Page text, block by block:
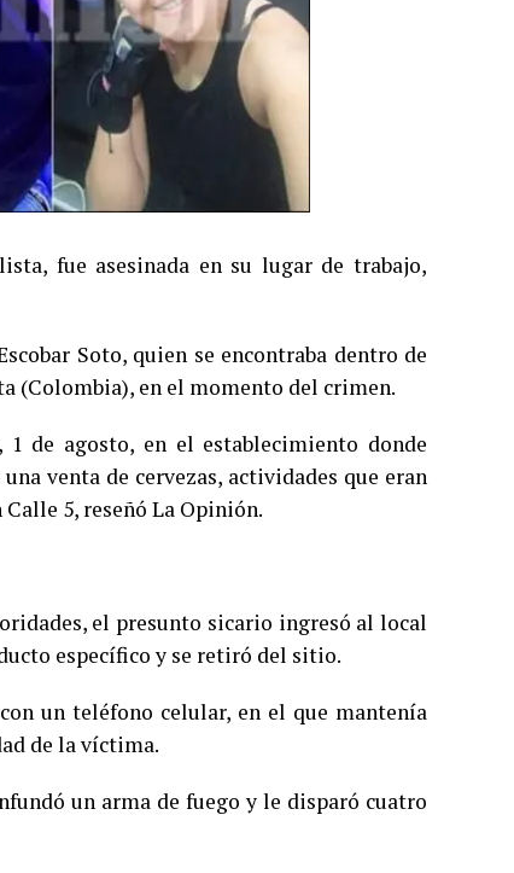
fue asesinada en su lugar de trabajo,
Soto, quien se encontraba dentro de
(Colombia), en el momento del crimen.
de agosto, en el establecimiento donde
venta de cervezas, actividades que eran
5, reseñó La Opinión.
el presunto sicario ingresó al local
específico y se retiró del sitio.
un teléfono celular, en el que mantenía
de la víctima.
un arma de fuego y le disparó cuatro